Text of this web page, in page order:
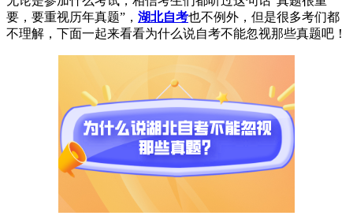
要，要重视历年真题”， 湖北自考也不例外，但是很多考们都
不理解，下面一起来看看为什么说自考不能忽视那些真题吧！